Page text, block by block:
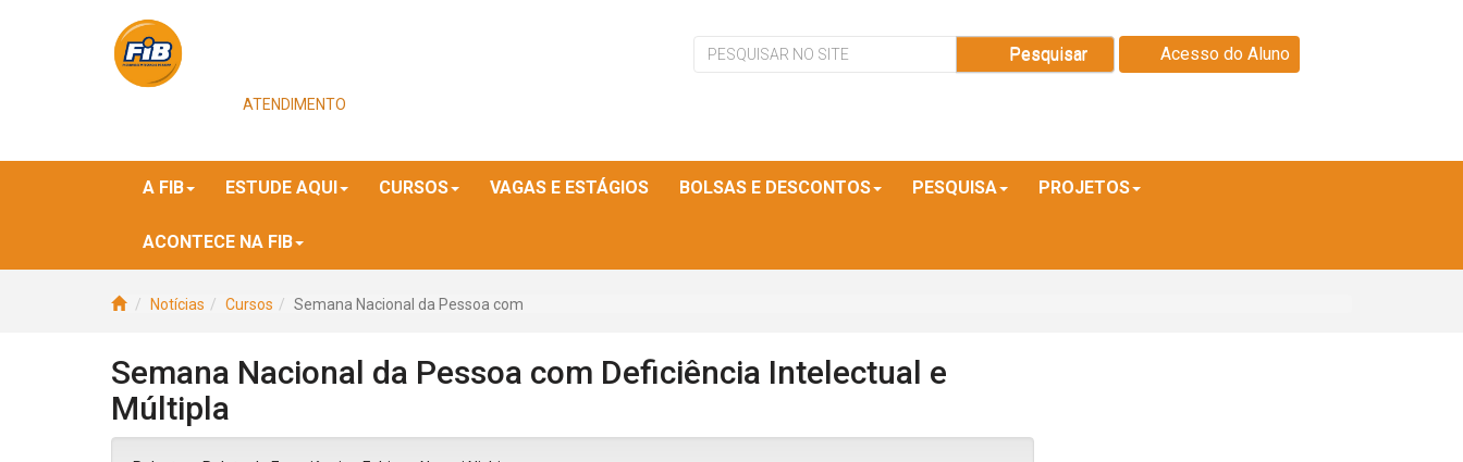
ATENDIMENTO
Pesquisar Acesso do Aluno
A FIB ESTUDE AQUI CURSOS VAGAS E ESTÁGIOS BOLSAS E DESCONTOS PESQUISA PROJETOS
ACONTECE NA FIB
Notícias Cursos Semana Nacional da Pessoa com
Semana Nacional da Pessoa com Deficiência Intelectual e
Múltipla